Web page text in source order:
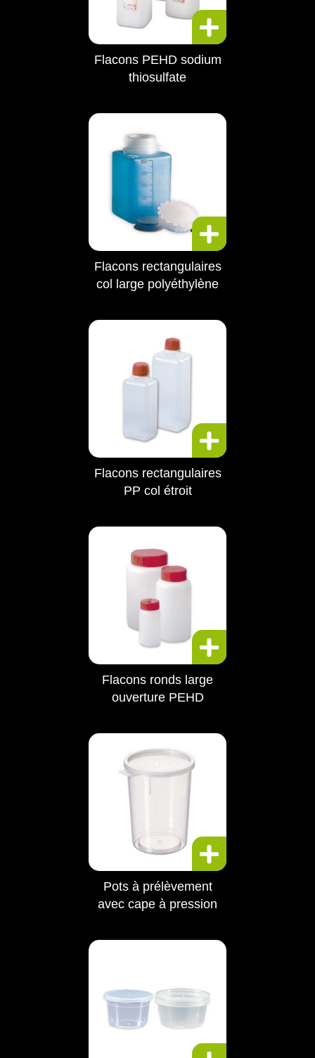
Flacons PEHD sodium
thiosulfate
Flacons rectangulaires
col large polyéthylène
Flacons rectangulaires
PP col étroit
Flacons ronds large
ouverture PEHD
Pots à prélèvement
avec cape à pression